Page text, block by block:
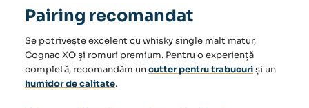
Pairing recomandat
Se potrivește excelent cu whisky single malt matur,
Cognac XO și romuri premium. Pentru o experiență
completă, recomandăm uncutter pentru trabucuriși un
humidor de calitate.